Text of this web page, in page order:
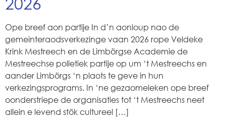
Ope breef aon partije In d’n aonloup nao de
gemeinteraodsverkezinge vaan 2026 rope Veldeke
Krink Mestreech en de Limbörgse Academie de
Mestreechse polletiek partije op um ‘t Mestreechs en
aander Limbörgs ‘n plaots te geve in hun
verkezingsprograms. In ‘ne gezaomeleken ope breef
oonderstriepe de organisaties tot ‘t Mestreechs neet
allein e levend stök cultureel […]